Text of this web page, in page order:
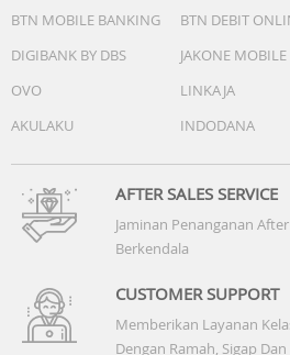
Pengisian Cepat
Mendukung (Maks):
Kompatibel dengan:
33W, PD 13,5W
Sidik jari: Didukung
Pengenalan Wajah: Didukung
JARINGAN SELULER
Jenis Kartu SIM: Kartu Nano-SIM
Pita Frekuensi
GSM: 900/1800MHz
BTN MOBILE BANKING
BTN DEBIT
DIGIBANK BY DBS
JAKONE MOBILE
OVO
LINKAJA
AKULAKU
INDODANA
AFTER SALES SERVICE
Jaminan Penanganan
Berkendala
CUSTOMER SUPPORT
Memberikan Layanan
Dengan Ramah, Sigap